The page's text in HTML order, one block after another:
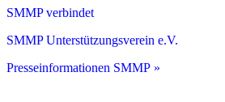
SMMP verbindet
SMMP Unterstützungsverein e.V.
Presseinformationen SMMP »